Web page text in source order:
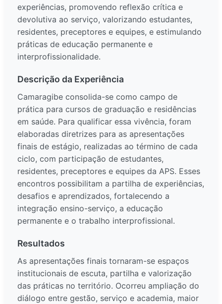
experiências, promovendo reflexão crítica e
devolutiva ao serviço, valorizando estudantes,
residentes, preceptores e equipes, e estimulando
práticas de educação permanente e
interprofissionalidade.
Descrição da Experiência
Camaragibe consolida-se como campo de
prática para cursos de graduação e residências
em saúde. Para qualificar essa vivência, foram
elaboradas diretrizes para as apresentações
finais de estágio, realizadas ao término de cada
ciclo, com participação de estudantes,
residentes, preceptores e equipes da APS. Esses
encontros possibilitam a partilha de experiências,
desafios e aprendizados, fortalecendo a
integração ensino-serviço, a educação
permanente e o trabalho interprofissional.
Resultados
As apresentações finais tornaram-se espaços
institucionais de escuta, partilha e valorização
das práticas no território. Ocorreu ampliação do
diálogo entre gestão, serviço e academia, maior